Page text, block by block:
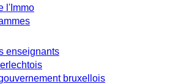
l'Immo
enseignants
bruxellois